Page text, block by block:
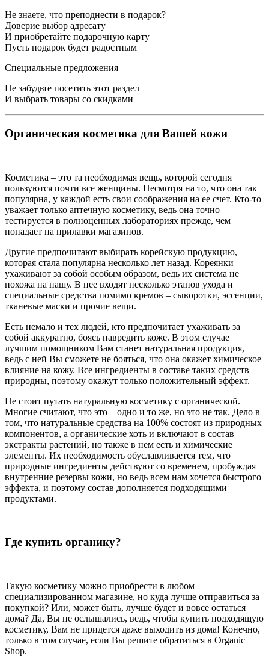
Не знаете, что преподнести в подарок?
Доверие выбор адресату
И приобретайте подарочную карту
Пусть подарок будет радостным
Специальные предложения
Не забудьте посетить этот раздел
И выбрать товары со скидками
Органическая косметика для Вашей кожи
Косметика – это та необходимая вещь, которой сегодня
пользуются почти все женщины. Несмотря на то, что она так
популярна, у каждой есть свои соображения на ее счет. Кто-то
уважает только аптечную косметику, ведь она точно
тестируется в полноценных лабораториях прежде, чем
попадает на прилавки магазинов.
Другие предпочитают выбирать корейскую продукцию,
которая стала популярна несколько лет назад. Кореянки
ухаживают за собой особым образом, ведь их система не
похожа на нашу. В нее входят несколько этапов ухода и
специальные средства помимо кремов – сыворотки, эссенции,
тканевые маски и прочие вещи.
Есть немало и тех людей, кто предпочитает ухаживать за
собой аккуратно, боясь навредить коже. В этом случае
лучшим помощником Вам станет натуральная продукция,
ведь с ней Вы сможете не бояться, что она окажет химическое
влияние на кожу. Все ингредиенты в составе таких средств
природны, поэтому окажут только положительный эффект.
Не стоит путать натуральную косметику с органической.
Многие считают, что это – одно и то же, но это не так. Дело в
том, что натуральные средства на 100% состоят из природных
компонентов, а органические хоть и включают в состав
экстракты растений, но также в нем есть и химические
элементы. Их необходимость обуславливается тем, что
природные ингредиенты действуют со временем, пробуждая
внутренние резервы кожи, но ведь всем нам хочется быстрого
эффекта, и поэтому состав дополняется подходящими
продуктами.
Где купить органику?
Такую косметику можно приобрести в любом
специализированном магазине, но куда лучше отправиться за
покупкой? Или, может быть, лучше будет и вовсе остаться
дома? Да, Вы не ослышались, ведь, чтобы купить подходящую
косметику, Вам не придется даже выходить из дома! Конечно,
только в том случае, если Вы решите обратиться в Organic
Shop.